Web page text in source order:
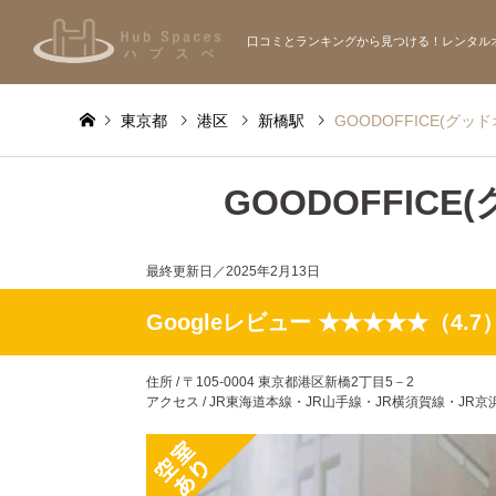
口コミとランキングから見つける！レンタル
東京都 港区 新橋駅 GOODOFFICE(グッ
GOODOFFICE(
最終更新日／2025年2月13日
Googleレビュー ★★★★★（4.7
住所 / 〒105-0004 東京都港区新橋2丁目5－2
アクセス / JR東海道本線・JR山手線・JR横須賀線・JR